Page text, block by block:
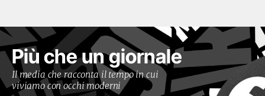
Più che un giornale
Il media che racconta il tempo in cui
viviamo con occhi moderni